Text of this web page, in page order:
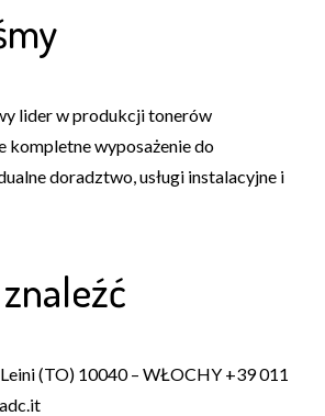
lider w produkcji tonerów
kompletne wyposażenie do
doradztwo, usługi instalacyjne i
(TO) 10040 – WŁOCHY +39 011